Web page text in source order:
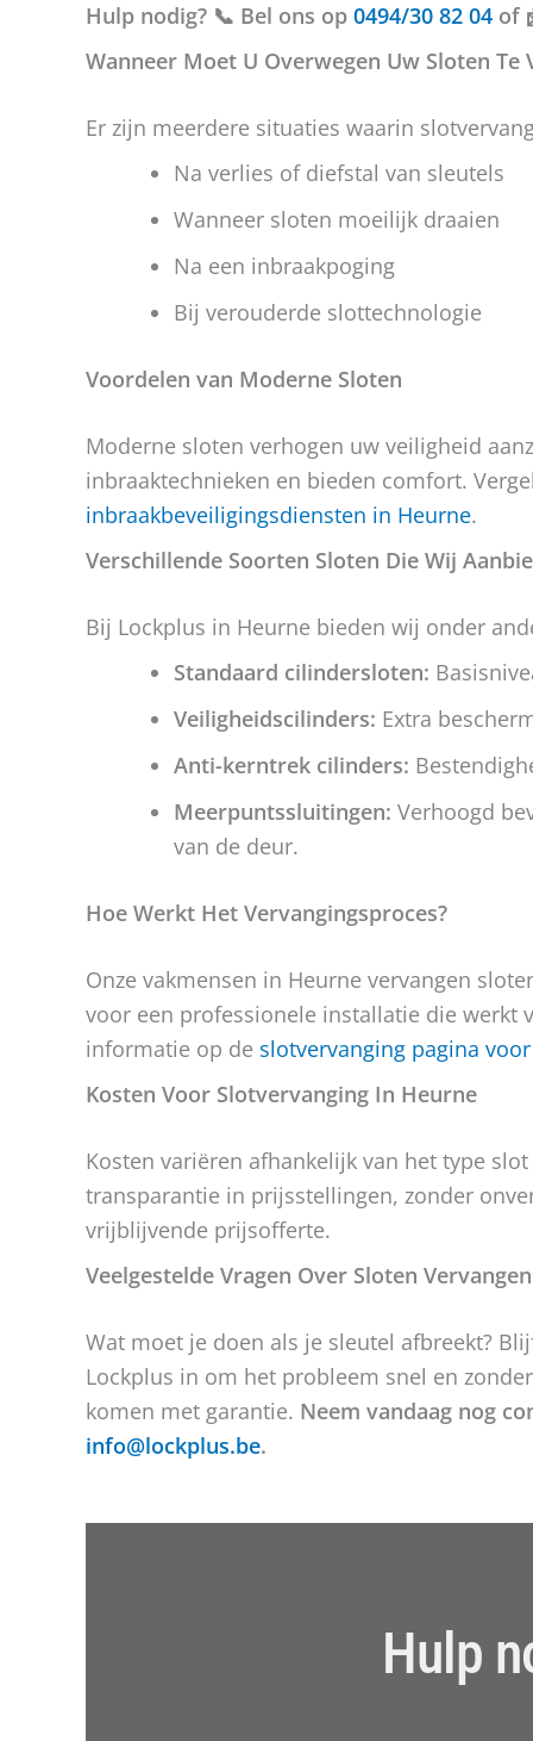
Hulp nodig? 📞 Bel ons op 0494/30 82 04 of
Wanneer Moet U Overwegen Uw Sloten Te
Er zijn meerdere situaties waarin
Na verlies of diefstal van sleutels
Wanneer sloten moeilijk draaien
Na een inbraakpoging
Bij verouderde slottechnologie
Voordelen van Moderne Sloten
Moderne sloten verhogen uw veiligheid
inbraaktechnieken en bieden comfort.
inbraakbeveiligingsdiensten in Heurne.
Verschillende Soorten Sloten Die Wij
Bij Lockplus in Heurne bieden wij onder
Standaard cilindersloten:
Veiligheidscilinders: Extra
Anti-kerntrek cilinders:
Meerpuntssluitingen: Verhoogd
van de deur.
Hoe Werkt Het Vervangingsproces?
Onze vakmensen in Heurne vervangen
voor een professionele installatie die werkt
informatie op de slotvervanging pagina
Kosten Voor Slotvervanging In Heurne
Kosten variëren afhankelijk van het type
transparantie in prijsstellingen, zonder
vrijblijvende prijsofferte.
Veelgestelde Vragen Over Sloten Vervangen
Wat moet je doen als je sleutel afbreekt?
Lockplus in om het probleem snel en
komen met garantie. Neem vandaag nog
info@lockplus.be.
Hulp